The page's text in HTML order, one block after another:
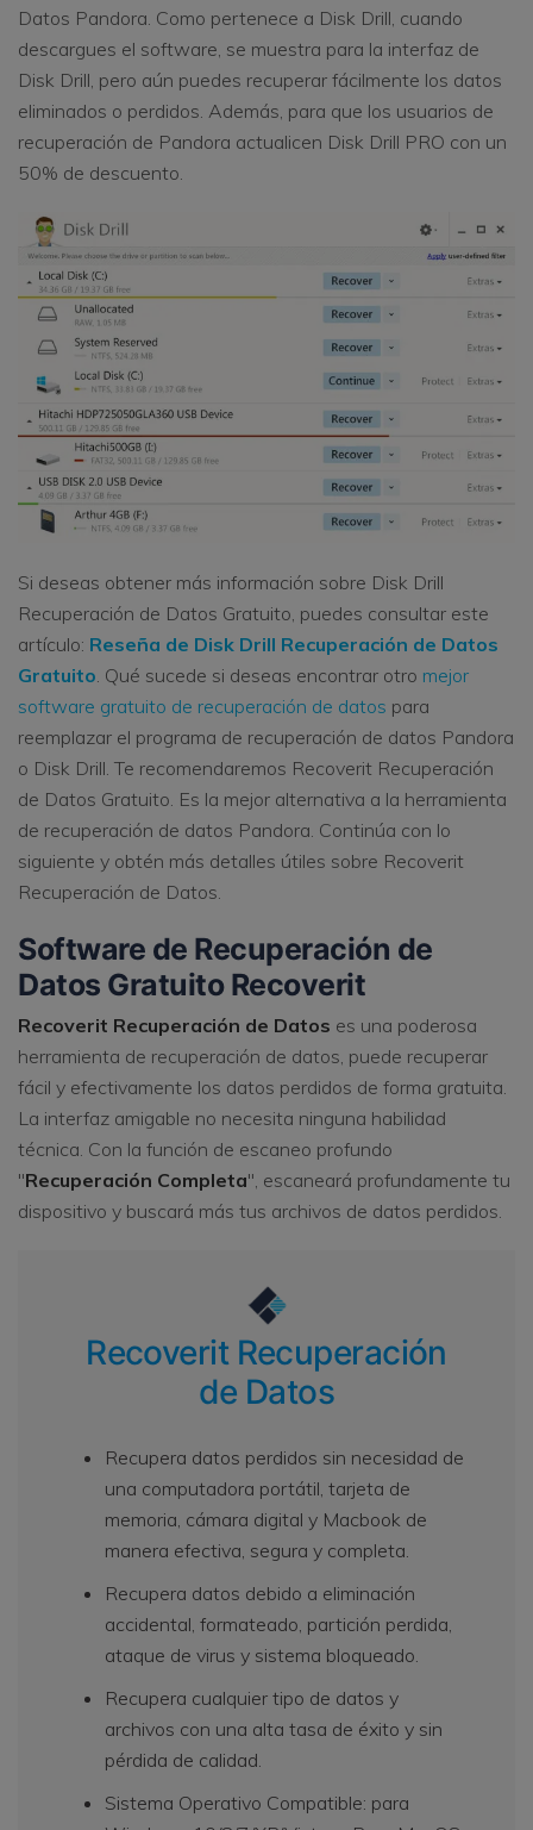
Datos Pandora. Como pertenece a Disk Drill, cuando
descargues el software, se muestra para la interfaz de
Disk Drill, pero aún puedes recuperar fácilmente los datos
eliminados o perdidos. Además, para que los usuarios de
recuperación de Pandora actualicen Disk Drill PRO con un
50% de descuento.
Si deseas obtener más información sobre Disk Drill
Recuperación de Datos Gratuito, puedes consultar este
artículo: Reseña de Disk Drill Recuperación de Datos
Gratuito . Qué sucede si deseas encontrar otro mejor
software gratuito de recuperación de datos para
reemplazar el programa de recuperación de datos Pandora
o Disk Drill. Te recomendaremos Recoverit Recuperación
de Datos Gratuito. Es la mejor alternativa a la herramienta
de recuperación de datos Pandora. Continúa con lo
siguiente y obtén más detalles útiles sobre Recoverit
Recuperación de Datos.
Software de Recuperación de
Datos Gratuito Recoverit
Recoverit Recuperación de Datos es una poderosa
herramienta de recuperación de datos, puede recuperar
fácil y efectivamente los datos perdidos de forma gratuita.
La interfaz amigable no necesita ninguna habilidad
técnica. Con la función de escaneo profundo
"Recuperación Completa", escaneará profundamente tu
dispositivo y buscará más tus archivos de datos perdidos.
Recoverit Recuperación
de Datos
Recupera datos perdidos sin necesidad de
una computadora portátil, tarjeta de
memoria, cámara digital y Macbook de
manera efectiva, segura y completa.
Recupera datos debido a eliminación
accidental, formateado, partición perdida,
ataque de virus y sistema bloqueado.
Recupera cualquier tipo de datos y
archivos con una alta tasa de éxito y sin
pérdida de calidad.
Sistema Operativo Compatible: para